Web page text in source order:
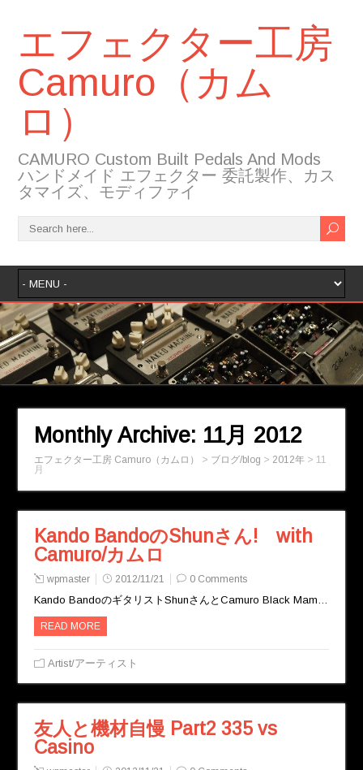
エフェクター工房
Camuro（カム
ロ）
CAMURO Custom Built Pedals And Mods
ハンドメイド エフェクター 委託製作、カス
タマイズ、モディファイ
Monthly Archive: 11月 2012
エフェクター工房 Camuro（カムロ） > ブログ/blog > 2012年 > 11
月
Kando BandoのShunさん! with
Camuro/カムロ
wpmaster 2012/11/21 0 Comments
Kando BandoのギタリストShunさんとCamuro Black Mam…
READ MORE
Artist/アーティスト
友人と機材自慢 Part2 335 vs
Casino